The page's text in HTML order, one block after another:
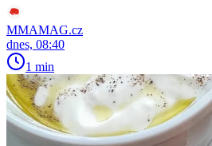
MMAMAG.cz
dnes, 08:40
1 min